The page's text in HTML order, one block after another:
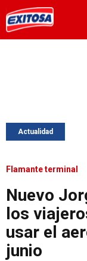
Actualidad
Flamante terminal
Nuevo
los
usar el
junio